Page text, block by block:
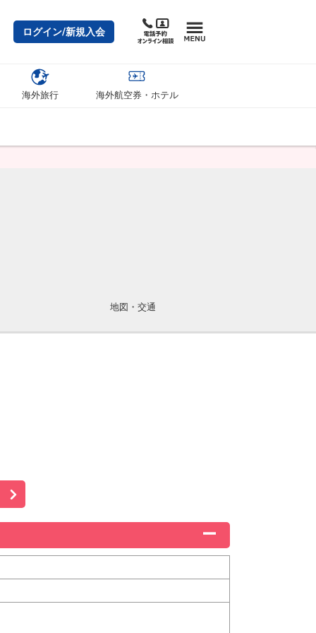
ログイン/新規入会
海外旅行 海外航空券・ホテル
地図・交通